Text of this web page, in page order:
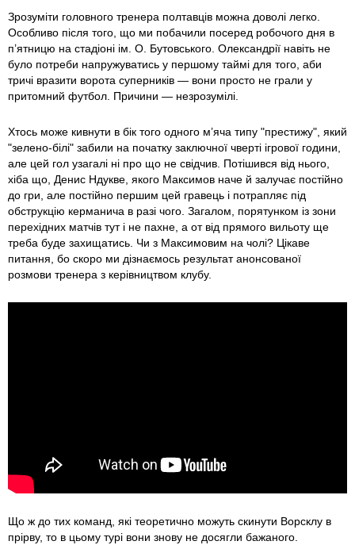
Зрозуміти головного тренера полтавців можна доволі легко.
Особливо після того, що ми побачили посеред робочого дня в
п’ятницю на стадіоні ім. О. Бутовського. Олександрії навіть не
було потреби напружуватись у першому таймі для того, аби
тричі вразити ворота суперників — вони просто не грали у
притомний футбол. Причини — незрозумілі.
Хтось може кивнути в бік того одного м’яча типу "престижу", який
"зелено-білі" забили на початку заключної чверті ігрової години,
але цей гол узагалі ні про що не свідчив. Потішився від нього,
хіба що, Денис Ндукве, якого Максимов наче й залучає постійно
до гри, але постійно першим цей гравець і потрапляє під
обструкцію керманича в разі чого. Загалом, порятунком із зони
перехідних матчів тут і не пахне, а от від прямого вильоту ще
треба буде захищатись. Чи з Максимовим на чолі? Цікаве
питання, бо скоро ми дізнаємось результат анонсованої
розмови тренера з керівництвом клубу.
Що ж до тих команд, які теоретично можуть скинути Ворсклу в
прірву, то в цьому турі вони знову не досягли бажаного.